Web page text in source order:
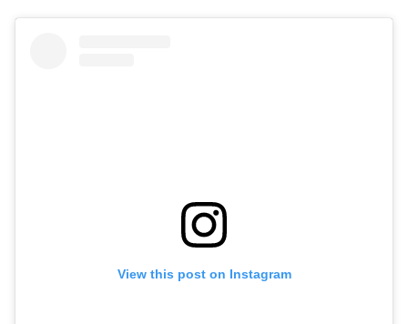
View this post on Instagram